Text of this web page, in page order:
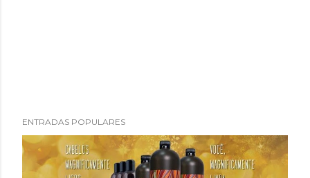
u
b
ENTRADAS POPULARES